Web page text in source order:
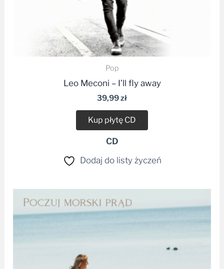
Pop
Leo Meconi – I’ll fly away
39,99zł
Kup płytę CD
CD
Dodaj do listy życzeń